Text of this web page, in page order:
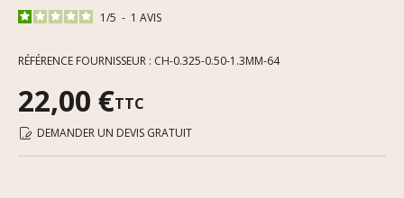
1/5 - 1 AVIS
RÉFÉRENCE FOURNISSEUR : CH-0.325-0.50-1.3MM-64
22,00 €TTC
DEMANDER UN DEVIS GRATUIT